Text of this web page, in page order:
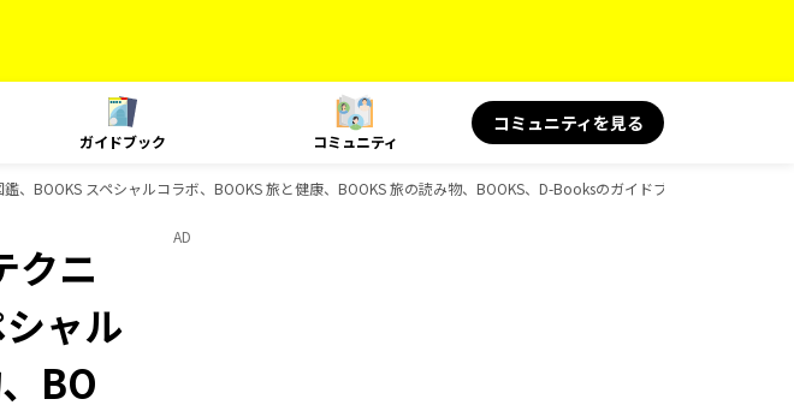
ガイドブック コミュニティ
コミュニティを見る
BOOKS スペシャルコラボ、BOOKS 旅と健康、BOOKS 旅の読み物、BOOKS、D-Booksのガイドブック一覧
クニ
ャル
BO
AD